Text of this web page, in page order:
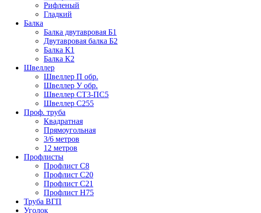
Рифленый
Гладкий
Балка
Балка двутавровая Б1
Двутавровая балка Б2
Балка К1
Балка К2
Швеллер
Швеллер П обр.
Швеллер У обр.
Швеллер СТ3-ПС5
Швеллер С255
Проф. труба
Квадратная
Прямоугольная
3/6 метров
12 метров
Профлисты
Профлист С8
Профлист С20
Профлист С21
Профлист Н75
Труба ВГП
Уголок